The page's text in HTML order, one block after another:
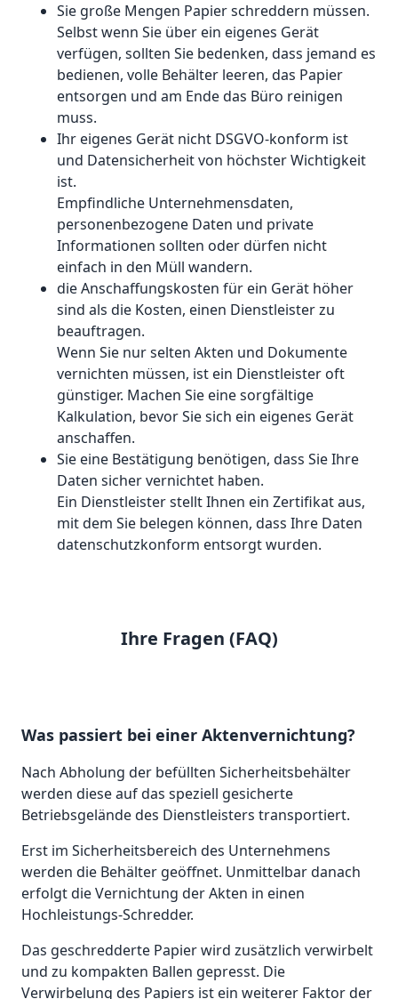
Sie große Mengen Papier schreddern müssen.
Selbst wenn Sie über ein eigenes Gerät
verfügen, sollten Sie bedenken, dass jemand es
bedienen, volle Behälter leeren, das Papier
entsorgen und am Ende das Büro reinigen
muss.
Ihr eigenes Gerät nicht DSGVO-konform ist
und Datensicherheit von höchster Wichtigkeit
ist.
Empfindliche Unternehmensdaten,
personenbezogene Daten und private
Informationen sollten oder dürfen nicht
einfach in den Müll wandern.
die Anschaffungskosten für ein Gerät höher
sind als die Kosten, einen Dienstleister zu
beauftragen.
Wenn Sie nur selten Akten und Dokumente
vernichten müssen, ist ein Dienstleister oft
günstiger. Machen Sie eine sorgfältige
Kalkulation, bevor Sie sich ein eigenes Gerät
anschaffen.
Sie eine Bestätigung benötigen, dass Sie Ihre
Daten sicher vernichtet haben.
Ein Dienstleister stellt Ihnen ein Zertifikat aus,
mit dem Sie belegen können, dass Ihre Daten
datenschutzkonform entsorgt wurden.
Ihre Fragen (FAQ)
Was passiert bei einer Aktenvernichtung?
Nach Abholung der befüllten Sicherheitsbehälter
werden diese auf das speziell gesicherte
Betriebsgelände des Dienstleisters transportiert.
Erst im Sicherheitsbereich des Unternehmens
werden die Behälter geöffnet. Unmittelbar danach
erfolgt die Vernichtung der Akten in einen
Hochleistungs-Schredder.
Das geschredderte Papier wird zusätzlich verwirbelt
und zu kompakten Ballen gepresst. Die
Verwirbelung des Papiers ist ein weiterer Faktor der